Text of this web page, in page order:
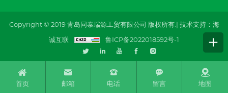
Copyright © 2019 青岛同泰瑞源工贸有限公司 版权所有.| 技术支持：海
诚互联
鲁ICP备2022018592号-1
首页 邮箱 电话 留言 地图